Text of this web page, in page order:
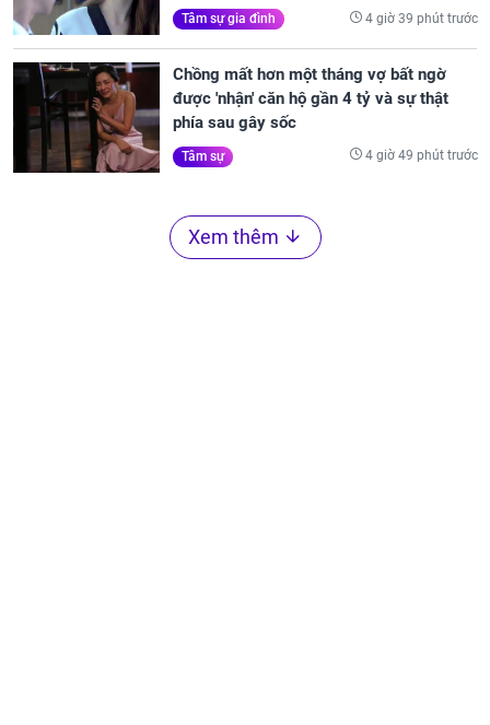
Tâm sự gia đình 4 giờ 39 phút trước
Chồng mất hơn một tháng vợ bất ngờ
được 'nhận' căn hộ gần 4 tỷ và sự thật
phía sau gây sốc
Tâm sự 4 giờ 49 phút trước
Xem thêm